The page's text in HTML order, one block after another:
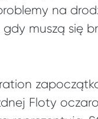
na
muszą się
Floty